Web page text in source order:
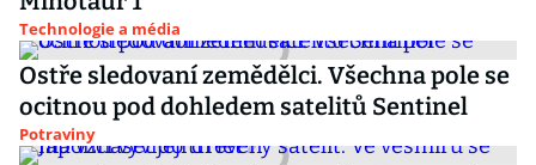
Technologie a média
Ostře sledovaní zemědělci. Všechna pole se
ocitnou pod dohledem satelitů Sentinel
Potraviny